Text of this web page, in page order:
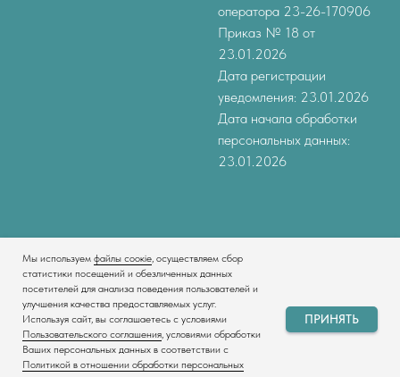
Мы используем файлы соокіе, осуществляем сбор
статистики посещений и обезличенных данных
посетителей для анализа поведения пользователей и
улучшения качества предоставляемых услуг.
Используя сайт, вы соглашаетесь с условиями
Пользовательского соглашения, условиями обработки
Ваших персональных данных в соответствии с
Политикой в отношении обработки персональных
ПРИНЯТЬ
оператора 23-26-170906
Приказ № 18 от
23.01.2026
Дата регистрации
уведомления: 23.01.2026
Дата начала обработки
персональных данных:
23.01.2026
Made on